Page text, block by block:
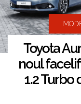
Toyota
noul
1.2 Turbo